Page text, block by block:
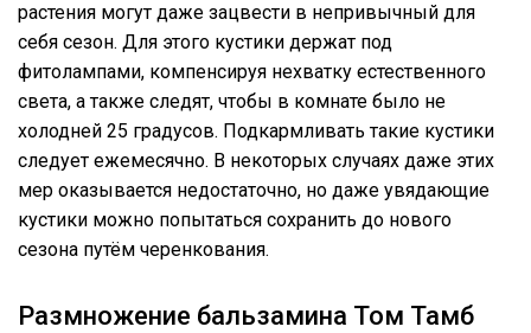
растения могут даже зацвести в непривычный для
себя сезон. Для этого кустики держат под
фитолампами, компенсируя нехватку естественного
света, а также следят, чтобы в комнате было не
холодней 25 градусов. Подкармливать такие кустики
следует ежемесячно. В некоторых случаях даже этих
мер оказывается недостаточно, но даже увядающие
кустики можно попытаться сохранить до нового
сезона путём черенкования.
Размножение бальзамина Том Тамб